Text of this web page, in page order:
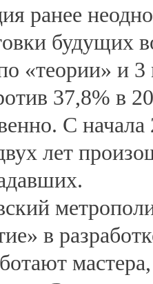
ранее
будущих
«теории» и 3
37,8% в
С
лет
в